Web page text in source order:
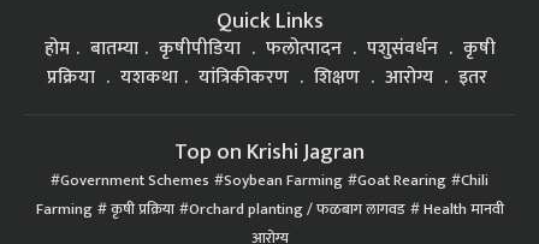
Quick Links
होम बातम्या कृषीपीडिया फलोत्पादन पशुसंवर्धन
कृषी
प्रक्रिया
यशकथा यांत्रिकीकरण शिक्षण आरोग्य इतर
Top on Krishi Jagran
Government Schemes Soybean Farming Goat Rearing Chili
Farming कृषी प्रक्रिया Orchard planting / फळबाग लागवड Health मानवी
आरोग्य